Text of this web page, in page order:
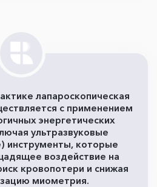
лапароскопическая
с применением
энергетических
ультразвуковые
инструменты, которые
воздействие на
кровопотери и снижая
миометрия.